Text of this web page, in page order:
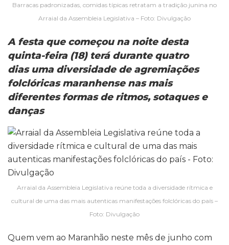
Barracas padronizadas, comidas típicas retratam a tradição junina no
Arraial da Assembleia Legislativa – Foto: Divulgação
A festa que começou na noite desta
quinta-feira (18) terá durante quatro
diasumadiversidade de agremiações
folclóricasmaranhense nasmais
diferentes formas deritmos, sotaques e
danças
Arraial da Assembleia Legislativa reúne toda a diversidade rítmica e
cultural de uma das mais autenticas manifestações folclóricas do país –
Foto: Divulgação
Quem vem ao Maranhão neste mês de junho com